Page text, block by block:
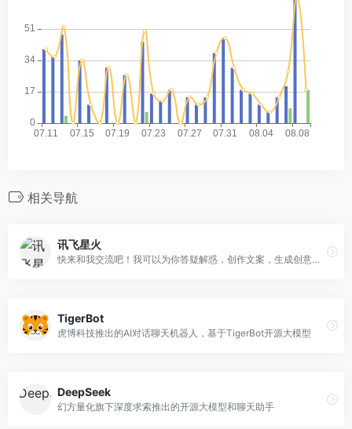
相关导航
讯飞星火
快来和我交流吧！我可以为你答疑解惑，创作文案，生成创意和代码，成为你的高效智能助手。
TigerBot
虎博科技推出的AI对话聊天机器人，基于TigerBot开源大模型
DeepSeek
幻方量化旗下深度求索推出的开源大模型和聊天助手